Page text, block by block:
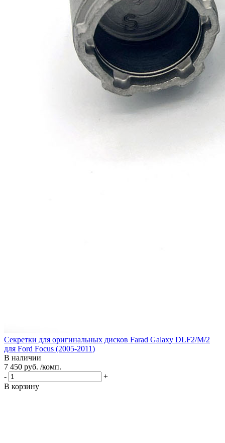
Секретки для оригинальных дисков Farad Galaxy DLF2/M/2
для Ford Focus (2005-2011)
В наличии
7 450 руб. /комп.
-
+
В корзину